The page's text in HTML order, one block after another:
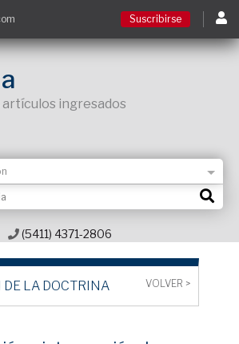
Contacto
Suscribirse
ingresados
(5411) 4371-2806
DE LA DOCTRINA VOLVER >